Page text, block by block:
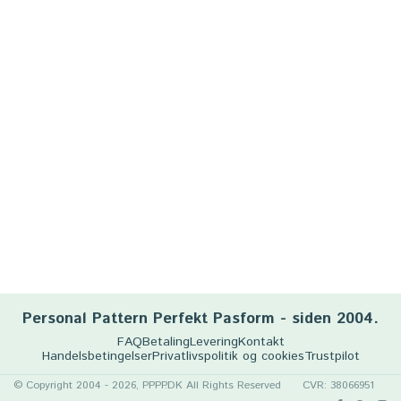
Personal Pattern Perfekt Pasform - siden 2004.
FAQBetalingLeveringKontakt
HandelsbetingelserPrivatlivspolitik og cookiesTrustpilot
© Copyright 2004 - 2026, PPPP.DK All Rights Reserved CVR: 38066951